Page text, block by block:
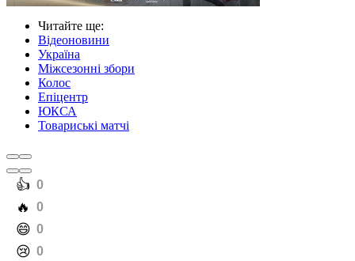
Читайте ще:
Відеоновини
Україна
Міжсезонні збори
Колос
Епіцентр
ЮКСА
Товариські матчі
️👍 0
️🔥 0
️😄 0
️😢 0